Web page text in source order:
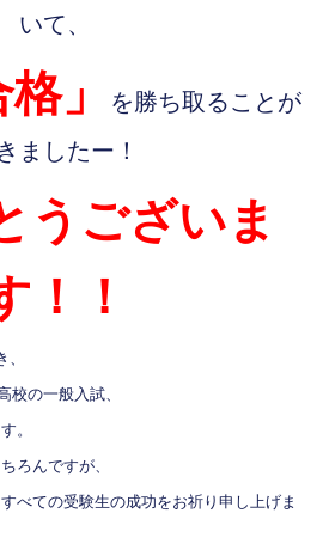
いて、
」
を勝ち取ることが
ましたー！
うございま
！！
校の一般入試、
。
ろんですが、
べての受験生の成功をお祈り申し上げま